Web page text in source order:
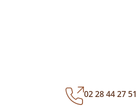
02 28 44 27 51